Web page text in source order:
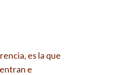
es la que
e